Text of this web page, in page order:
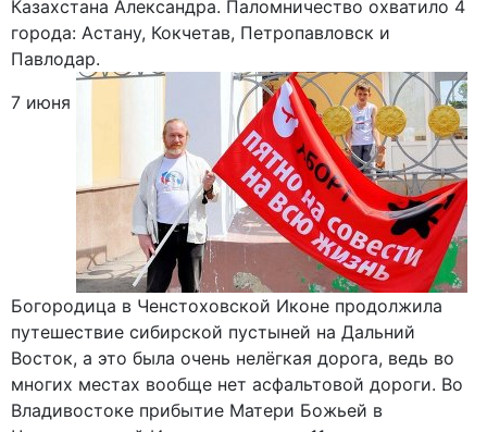
Казахстана Александра. Паломничество охватило 4
города: Астану, Кокчетав, Петропавловск и
Павлодар.
7 июня
Богородица в Ченстоховской Иконе продолжила
путешествие сибирской пустыней на Дальний
Восток, а это была очень нелёгкая дорога, ведь во
многих местах вообще нет асфальтовой дороги. Во
Владивостоке прибытие Матери Божьей в